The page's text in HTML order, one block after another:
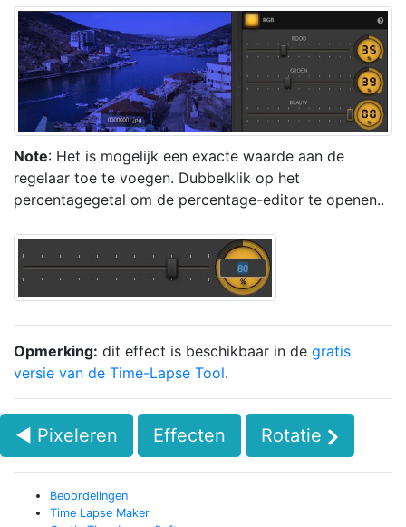
Note: Het is mogelijk een exacte waarde aan de
regelaar toe te voegen. Dubbelklik op het
percentagegetal om de percentage-editor te openen..
Opmerking: dit effect is beschikbaar in de gratis
versie van de Time-Lapse Tool.
◄ Pixeleren Effecten Rotatie
Beoordelingen
Time Lapse Maker